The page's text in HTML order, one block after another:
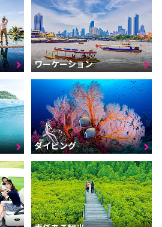
ワーケーション
ダイビング